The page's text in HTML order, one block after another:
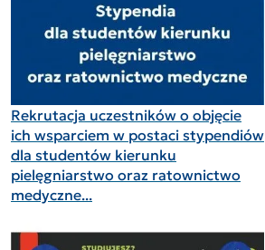
Rekrutacja uczestników o objęcie
ich wsparciem w postaci stypendiów
dla studentów kierunku
pielęgniarstwo oraz ratownictwo
medyczne...